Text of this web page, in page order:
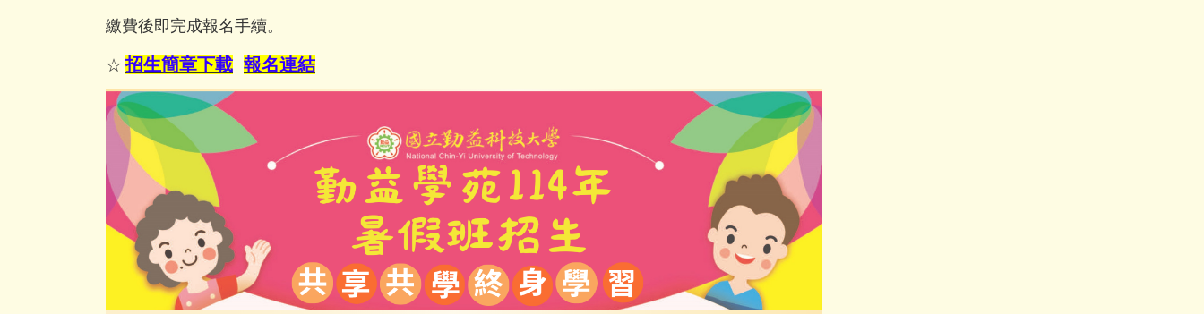
繳費後即完成報名手續。
☆ 招生簡章下載 報名連結